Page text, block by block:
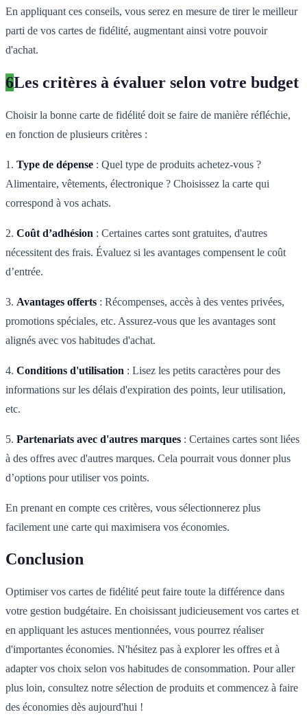
En appliquant ces conseils, vous serez en mesure de tirer le meilleur
parti de vos cartes de fidélité, augmentant ainsi votre pouvoir
d'achat.
6Les critères à évaluer selon votre budget
Choisir la bonne carte de fidélité doit se faire de manière réfléchie,
en fonction de plusieurs critères :
1. Type de dépense : Quel type de produits achetez-vous ?
Alimentaire, vêtements, électronique ? Choisissez la carte qui
correspond à vos achats.
2. Coût d’adhésion : Certaines cartes sont gratuites, d'autres
nécessitent des frais. Évaluez si les avantages compensent le coût
d’entrée.
3. Avantages offerts : Récompenses, accès à des ventes privées,
promotions spéciales, etc. Assurez-vous que les avantages sont
alignés avec vos habitudes d'achat.
4. Conditions d'utilisation : Lisez les petits caractères pour des
informations sur les délais d'expiration des points, leur utilisation,
etc.
5. Partenariats avec d'autres marques : Certaines cartes sont liées
à des offres avec d'autres marques. Cela pourrait vous donner plus
d’options pour utiliser vos points.
En prenant en compte ces critères, vous sélectionnerez plus
facilement une carte qui maximisera vos économies.
Conclusion
Optimiser vos cartes de fidélité peut faire toute la différence dans
votre gestion budgétaire. En choisissant judicieusement vos cartes et
en appliquant les astuces mentionnées, vous pourrez réaliser
d'importantes économies. N'hésitez pas à explorer les offres et à
adapter vos choix selon vos habitudes de consommation. Pour aller
plus loin, consultez notre sélection de produits et commencez à faire
des économies dès aujourd'hui !